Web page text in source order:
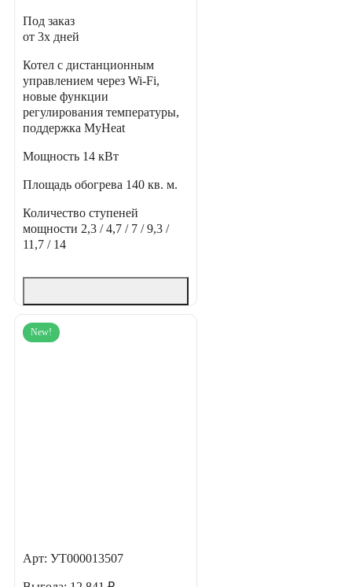
Под заказ
от 3х дней
Котел с дистанционным
управлением через Wi-Fi,
новые функции
регулирования температуры,
поддержка MyHeat
Мощность 14 кВт
Площадь обогрева 140 кв. м.
Количество ступеней
мощности 2,3 / 4,7 / 7 / 9,3 /
11,7 / 14
New!
Арт: УТ000013507